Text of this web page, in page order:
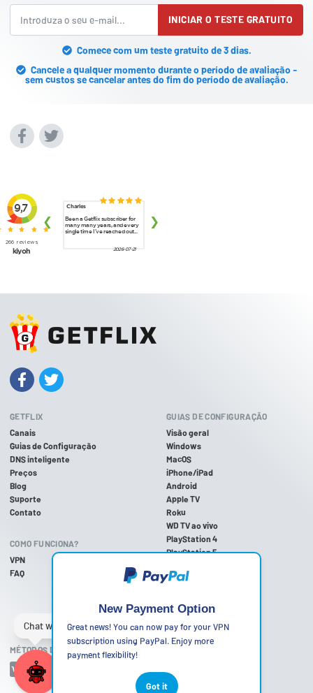
INICIAR O TESTE GRATUITO
Comece com um teste gratuito de 3 dias.
Cancele a qualquer momento durante o período de avaliação -
sem custos se cancelar antes do fim do período de avaliação.
GETFLIX
Canais
Guias de Configuração
DNS inteligente
Preços
Blog
Suporte
Contato
COMO FUNCIONA?
VPN
FAQ
GUIAS DE CONFIGURAÇÃO
Visão geral
Windows
MacOS
iPhone/iPad
Android
Apple TV
Roku
WD TV ao vivo
PlayStation 4
PlayStation 5
Xbox One
Nintendo Wii U
Nintendo Wii
MÉTODOS DE PAGAMENTO ACEITOS
New Payment Option
Great news! You can now pay for your VPN
subscription using PayPal. Enjoy more
payment flexibility!
Got it